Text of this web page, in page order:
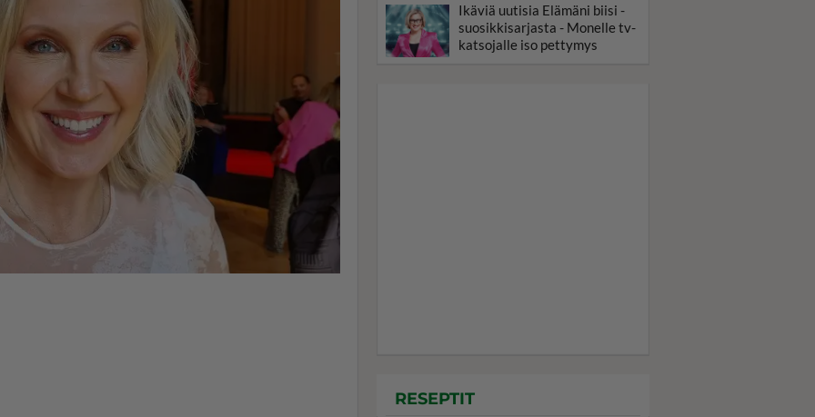
Ikäviä uutisia Elämäni biisi -
suosikkisarjasta - Monelle tv-
katsojalle iso pettymys
RESEPTIT